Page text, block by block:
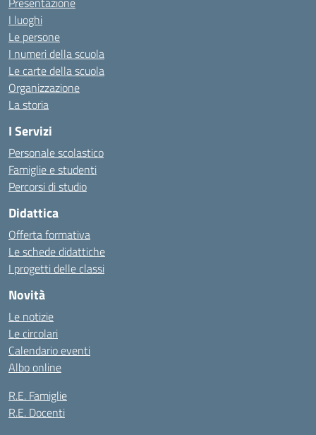
I luoghi
Le persone
I numeri della scuola
Le carte della scuola
Organizzazione
La storia
I Servizi
Personale scolastico
Famiglie e studenti
Percorsi di studio
Didattica
Offerta formativa
Le schede didattiche
I progetti delle classi
Novità
Le notizie
Le circolari
Calendario eventi
Albo online
R.E. Famiglie
R.E. Docenti